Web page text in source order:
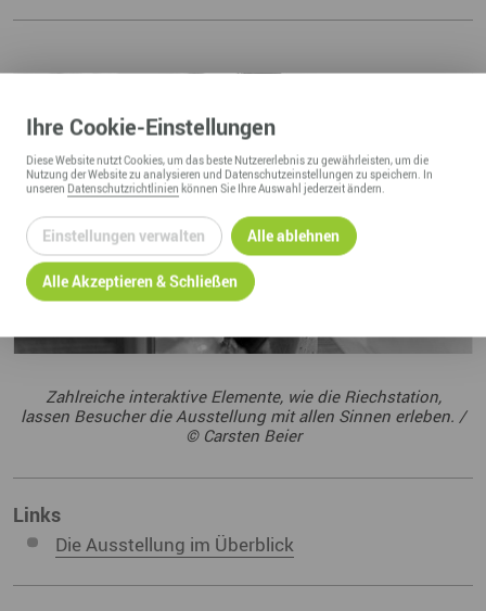
Zahlreiche interaktive Elemente, wie die Riechstation,
lassen Besucher die Ausstellung mit allen Sinnen erleben. /
© Carsten Beier
Links
Die Ausstellung im Überblick
Ihre Cookie-Einstellungen
DieseWebsitenutzt Cookies, um das beste Nutzererlebnis zu gewährleisten, um die
Nutzung derWebsitezu analysieren und Datenschutzeinstellungen zu speichern. In
unseren Datenschutzrichtlinien können Sie Ihre Auswahl jederzeit ändern.
Einstellungen verwalten Alle ablehnen
Alle Akzeptieren & Schließen